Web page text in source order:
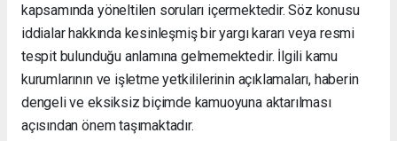
kapsamında yöneltilen soruları içermektedir. Söz konusu
iddialar hakkında kesinleşmiş bir yargı kararı veya resmi
tespit bulunduğu anlamına gelmemektedir. İlgili kamu
kurumlarının ve işletme yetkililerinin açıklamaları, haberin
dengeli ve eksiksiz biçimde kamuoyuna aktarılması
açısından önem taşımaktadır.